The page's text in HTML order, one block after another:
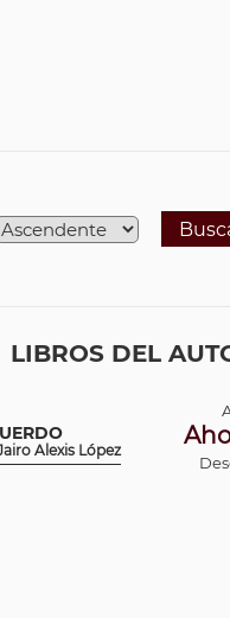
LIBROS DEL
Alexis López